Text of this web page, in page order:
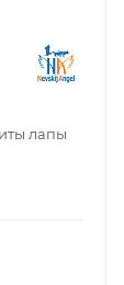
лапы